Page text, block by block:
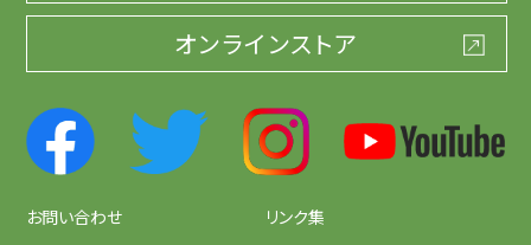
オンラインストア
お問い合わせ リンク集